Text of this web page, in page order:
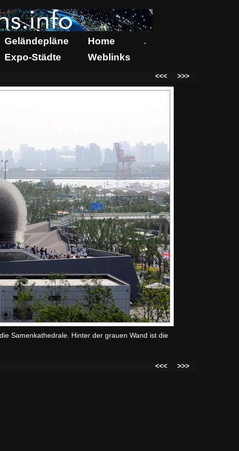
Geländepläne Home .
Expo-Städte Weblinks
<<< >>>
Samenkathedrale. Hinter der grauen Wand ist die
<<<
>>>